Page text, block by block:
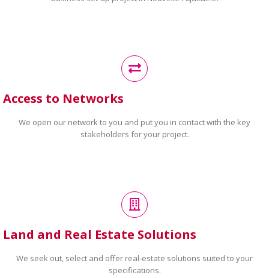
Access to Networks
We open our network to you and put you in contact with the key
stakeholders for your project.
Land and Real Estate Solutions
We seek out, select and offer real-estate solutions suited to your
specifications.